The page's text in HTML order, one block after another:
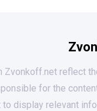
reflect
for the
display relevant